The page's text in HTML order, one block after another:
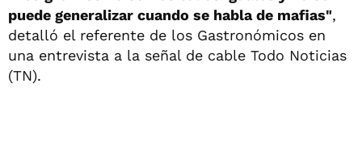
puede generalizar cuando se habla de mafias",
detalló el referente de los Gastronómicos en
una entrevista a la señal de cable Todo Noticias
(TN).